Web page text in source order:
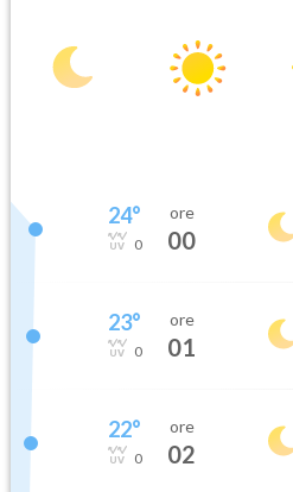
24°
0
ore
00
23°
0
ore
01
22°
0
ore
02